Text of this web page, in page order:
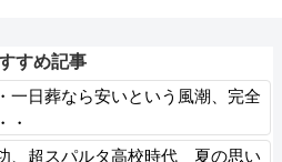
すめ記事
一日葬なら安いという風潮、完全
・
、超スパルタ高校時代 夏の思い